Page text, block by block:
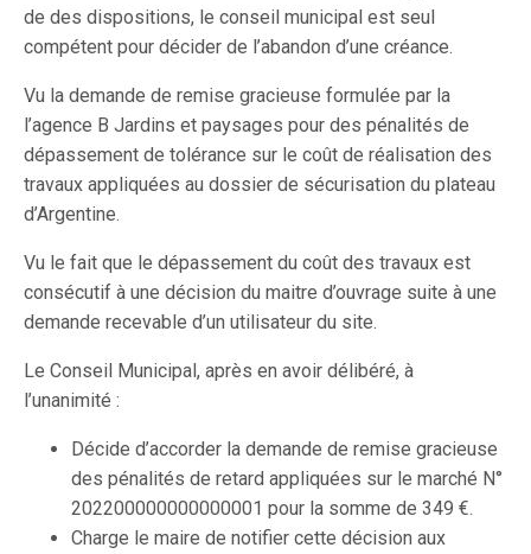
de des dispositions, le conseil municipal est seul
compétent pour décider de l’abandon d’une créance.
Vu la demande de remise gracieuse formulée par la
l’agence B Jardins et paysages pour des pénalités de
dépassement de tolérance sur le coût de réalisation des
travaux appliquées au dossier de sécurisation du plateau
d’Argentine.
Vu le fait que le dépassement du coût des travaux est
consécutif à une décision du maitre d’ouvrage suite à une
demande recevable d’un utilisateur du site.
Le Conseil Municipal, après en avoir délibéré, à
l’unanimité :
Décide d’accorder la demande de remise gracieuse
des pénalités de retard appliquées sur le marché N°
202200000000000001 pour la somme de 349 €.
Charge le maire de notifier cette décision aux